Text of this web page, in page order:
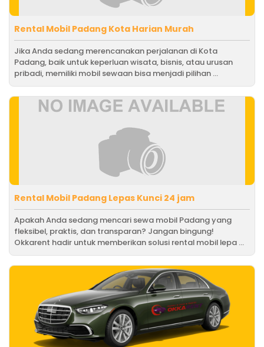
Rental Mobil Padang Kota Harian Murah
Jika Anda sedang merencanakan perjalanan di Kota
Padang, baik untuk keperluan wisata, bisnis, atau urusan
pribadi, memiliki mobil sewaan bisa menjadi pilihan ...
Rental Mobil Padang Lepas Kunci 24 jam
Apakah Anda sedang mencari sewa mobil Padang yang
fleksibel, praktis, dan transparan? Jangan bingung!
Okkarent hadir untuk memberikan solusi rental mobil lepa ...